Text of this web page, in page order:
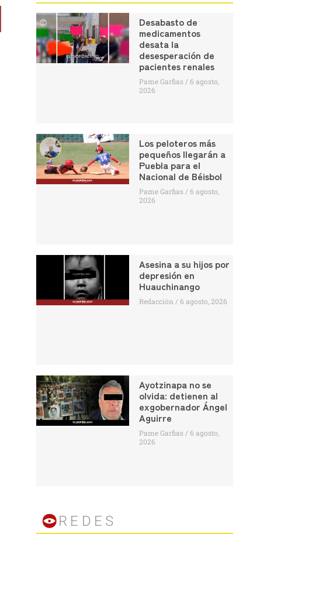
Desabasto de
medicamentos
desata la
desesperación de
pacientes renales
Pame Garfias
6 agosto,
2026
Los peloteros más
pequeños llegarán a
Puebla para el
Nacional de Béisbol
Pame Garfias
6 agosto,
2026
Asesina a su hijos por
depresión en
Huauchinango
Redacción 6 agosto, 2026
Ayotzinapa no se
olvida: detienen al
exgobernador Ángel
Aguirre
Pame Garfias
6 agosto,
2026
REDES